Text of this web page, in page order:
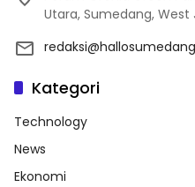
Utara, Sumedang, West
Kategori
Technology
News
Ekonomi